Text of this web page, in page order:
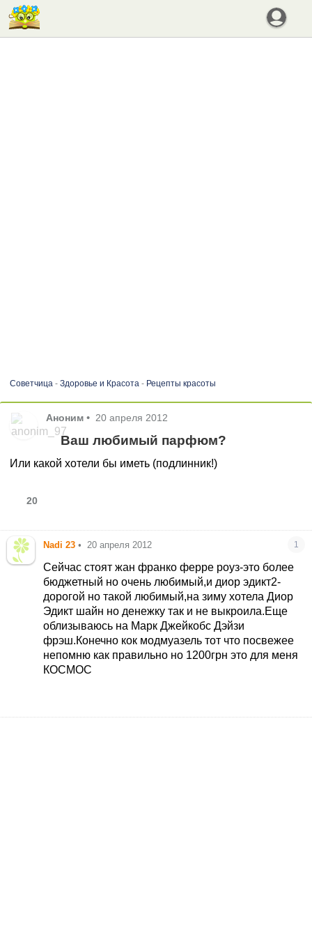
Советчица- Здоровье и Красота - Рецепты красоты
Аноним • 20 апреля 2012
Ваш любимый парфюм?
Или какой хотели бы иметь (подлинник!)
20
Nadi 23 • 20 апреля 2012 1
Сейчас стоят жан франко ферре роуз-это более
бюджетный но очень любимый,и диор эдикт2-
дорогой но такой любимый,на зиму хотела Диор
Эдикт шайн но денежку так и не выкроила.Еще
облизываюсь на Марк Джейкобс Дэйзи
фрэш.Конечно кок модмуазель тот что посвежее
непомню как правильно но 1200грн это для меня
КОСМОС